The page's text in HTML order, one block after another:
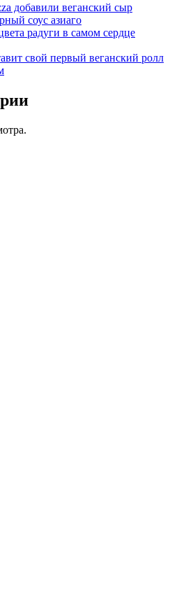
добавили веганский сыр
соус азиаго
радуги в самом сердце
свой первый веганский ролл